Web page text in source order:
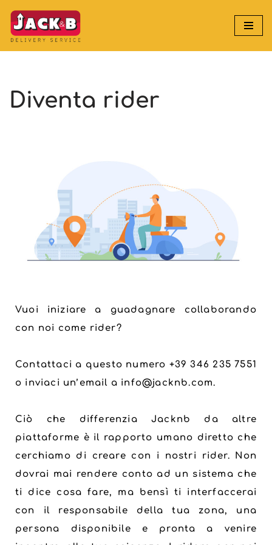
Vai
Diventa rider
Vuoi iniziare a guadagnare collaborando
con noi come rider?
Contattaci a questo numero +39 346 235 7551
o inviaci un’email a info@jacknb.com.
Ciò che differenzia Jacknb da altre
piattaforme è il rapporto umano diretto che
cerchiamo di creare con i nostri rider. Non
dovrai mai rendere conto ad un sistema che
ti dice cosa fare, ma bensì ti interfaccerai
con il responsabile della tua zona, una
persona disponibile e pronta a venire